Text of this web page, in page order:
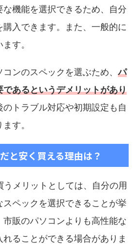
な機能を選択できるため、自分
入できます。また、一般的に
す。
コンのスペックを選ぶため、パ
あるというデメリットがあり
のトラブル対応や初期設定も自
す。
と安く買える理由は？
うメリットとしては、自分の用
ペックを選択できることが挙
販のパソコンよりも高性能な
ることができる場合がありま